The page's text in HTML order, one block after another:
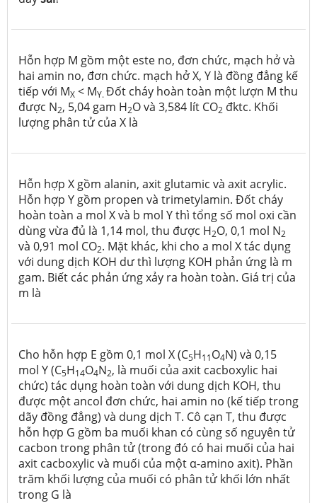
Hỗn hợp M gồm một este no, đơn chức, mạch hở và
hai amin no, đơn chức. mạch hở X, Y là đồng đẳng kế
tiếp với MX < MY.Đốt cháy hoàn toàn một lượn M thu
được N2, 5,04 gam H2O và 3,584 lít CO2 đktc. Khối
lượng phân tử của X là
Hỗn hợp X gồm alanin, axit glutamic và axit acrylic.
Hỗn hợp Y gồm propen và trimetylamin. Đốt cháy
hoàn toàn a mol X và b mol Y thì tổng số mol oxi cần
dùng vừa đủ là 1,14 mol, thu được H2O, 0,1 mol N2
và 0,91 mol CO2. Mặt khác, khi cho a mol X tác dụng
với dung dịch KOH dư thì lượng KOH phản ứng là m
gam. Biết các phản ứng xảy ra hoàn toàn. Giá trị của
m là
Cho hỗn hợp E gồm 0,1 mol X (C5H11O4N) và 0,15
mol Y (C5H14O4N2, là muối của axit cacboxylic hai
chức) tác dụng hoàn toàn với dung dịch KOH, thu
được một ancol đơn chức, hai amin no (kế tiếp trong
dãy đồng đẳng) và dung dịch T. Cô cạn T, thu được
hỗn hợp G gồm ba muối khan có cùng số nguyên tử
cacbon trong phân tử (trong đó có hai muối của hai
axit cacboxylic và muối của một α-amino axit). Phần
trăm khối lượng của muối có phân tử khối lớn nhất
trong G là